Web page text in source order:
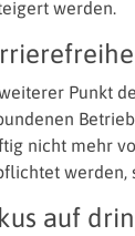
werden.
Punkt
nicht mehr
werden,
auf